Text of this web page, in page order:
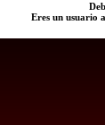
Eres un usuario